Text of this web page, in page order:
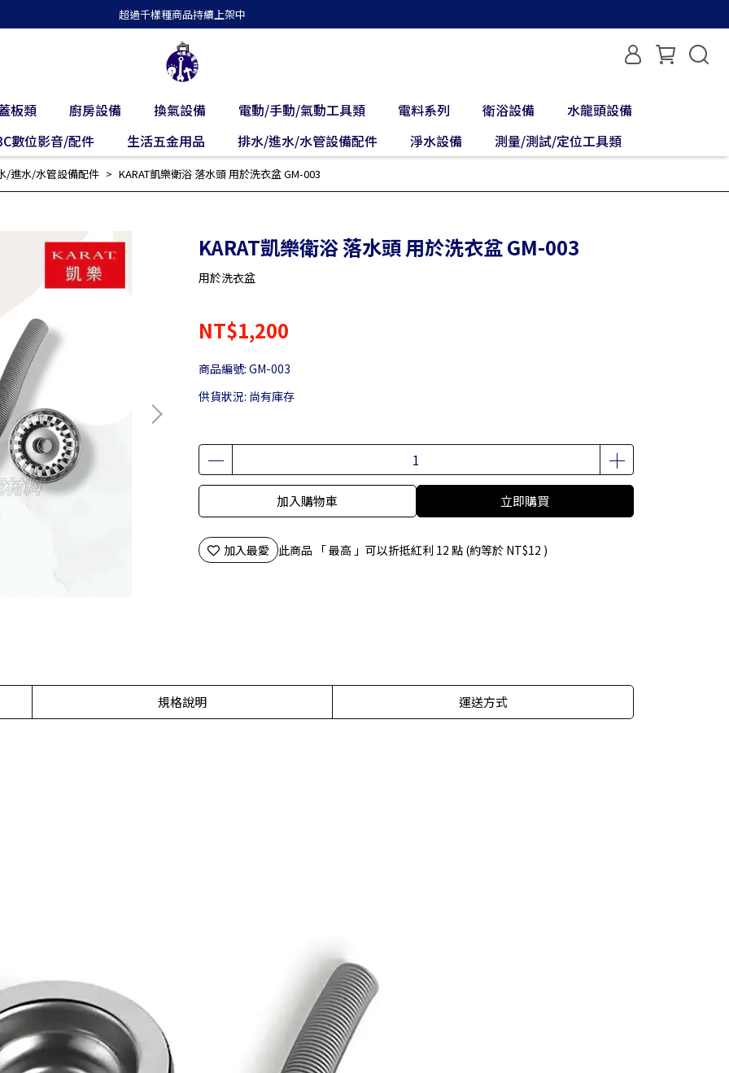
超過千樣種商品持續上架中
板類 廚房設備 換氣設備 電動/手動/氣動工具類 電料系列 衛浴設備
水龍頭設備
數位影音/配件
生活五金用品 排水/進水/水管設備配件 淨水設備 測量/測試/定位工具類
/進水/水管設備配件 KARAT凱樂衛浴 落水頭 用於洗衣盆 GM-003
KARAT凱樂衛浴 落水頭 用於洗衣盆 GM-003
用於洗衣盆
NT$1,200
商品編號: GM-003
供貨狀況: 尚有庫存
加入購物車 立即購買
加入最愛 此商品 「 最高 」可以折抵紅利 12 點 (約等於 NT$12 )
規格說明 運送方式